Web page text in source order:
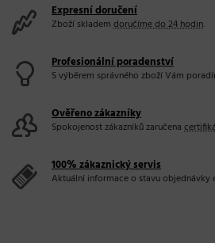
Expresní doručení
Zboží skladem doručíme do 24 hodin.
Profesionální poradenství
S výběrem správného zboží Vám
Ověřeno zákazníky
Spokojenost zákazníků zaručena
100% zákaznický servis
Aktuální informace o stavu objednávky